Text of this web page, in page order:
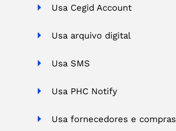
Usa Cegid Account
Usa arquivo digital
Usa SMS
Usa PHC Notify
Usa fornecedores e compras